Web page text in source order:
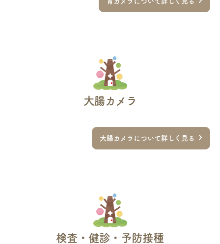
大腸カメラ
大腸カメラについて詳しく見る
検査・健診・予防接種